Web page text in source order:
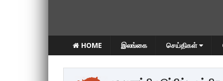
HOME இலங்கை செய்திகள்